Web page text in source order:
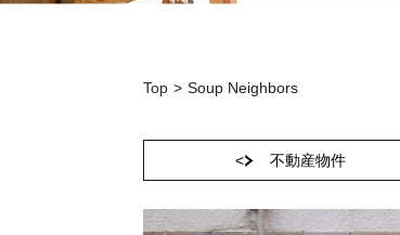
Top Soup Neighbors
< 不動産物件